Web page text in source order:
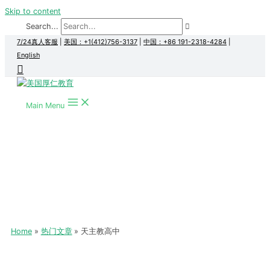
Skip to content
Search...
7/24真人客服 美国：+1(412)756-3137 中国：+86 191-2318-4284
English
Main Menu
Home 热门文章 天主教高中